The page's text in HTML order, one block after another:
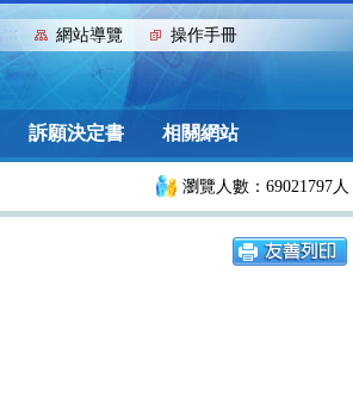
::: 網站導覽 操作手冊
訴願決定書 相關網站
瀏覽人數：69021797人